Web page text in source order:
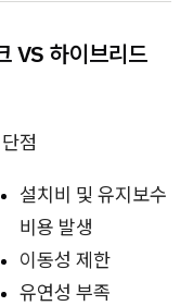
VS 하이브리드
단점
설치비 및 유지보수
비용 발생
이동성 제한
유연성 부족